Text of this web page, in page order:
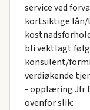
service ved
kortsiktige lån/
bli vektlagt
konsulent/
verdiøkende
- opplæring Jfr
ovenfor slik: